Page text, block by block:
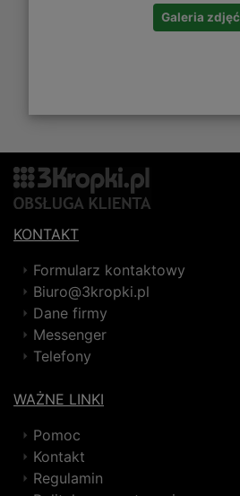
Galeria zdjęć
KONTAKT
Formularz kontaktowy
Biuro@3kropki.pl
Dane firmy
Messenger
Telefony
WAŻNE LINKI
Pomoc
Kontakt
Regulamin